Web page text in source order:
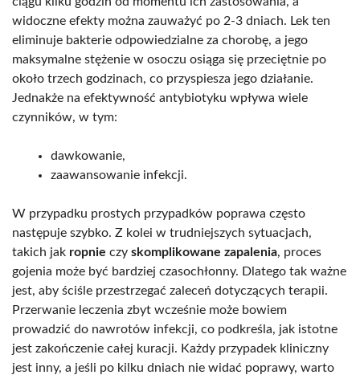
widoczne efekty można zauważyć po 2-3 dniach. Lek ten
eliminuje bakterie odpowiedzialne za chorobę, a jego
maksymalne stężenie w osoczu osiąga się przeciętnie po
około trzech godzinach, co przyspiesza jego działanie.
Jednakże na efektywność antybiotyku wpływa wiele
czynników, w tym:
dawkowanie,
zaawansowanie infekcji.
W przypadku prostych przypadków poprawa często
następuje szybko. Z kolei w trudniejszych sytuacjach,
takich jak ropnie czy skomplikowane zapalenia, proces
gojenia może być bardziej czasochłonny. Dlatego tak ważne
jest, aby ściśle przestrzegać zaleceń dotyczących terapii.
Przerwanie leczenia zbyt wcześnie może bowiem
prowadzić do nawrotów infekcji, co podkreśla, jak istotne
jest zakończenie całej kuracji. Każdy przypadek kliniczny
jest inny, a jeśli po kilku dniach nie widać poprawy, warto